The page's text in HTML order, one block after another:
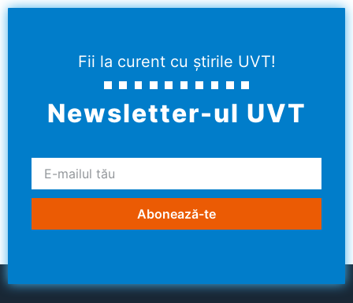
Fii la curent cu știrile UVT!
Newsletter-ul UVT
Abonează-te